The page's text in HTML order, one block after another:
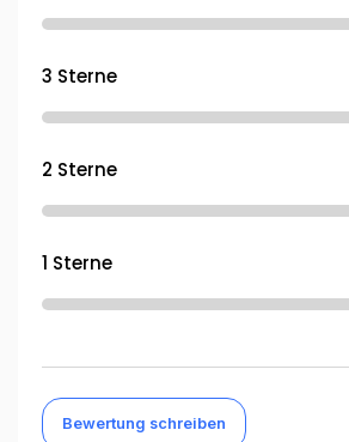
3 Sterne
2 Sterne
1 Sterne
Bewertung schreiben